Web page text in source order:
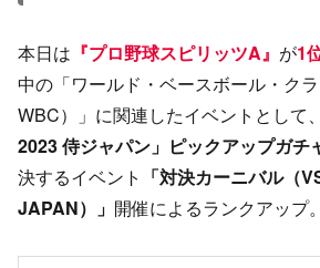
本日は 『プロ野球スピリッツA』 が1
中の「ワールド・ベースボール・クラ
WBC）」に関連したイベントとして、
2023 侍ジャパン」ピックアップガチ
決するイベント 「対決カーニバル（
JAPAN）」 開催によるランクアップ。